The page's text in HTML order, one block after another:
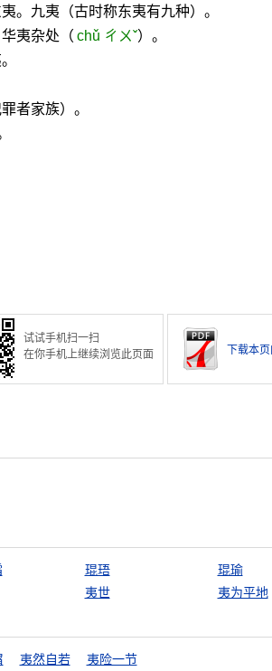
。九夷（古时称东夷有九种）。
夷杂处（ chǔ ㄔㄨˇ）。
者家族）。
试试手机扫一扫
在你手机上继续浏览此页面
下载本
琨珸 琨瑜
夷世 夷为平地
夷然自若 夷险一节